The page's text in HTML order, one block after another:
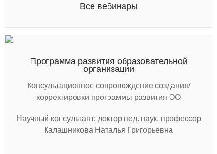
Все вебинары
Программа развития образовательной
организации
Консультационное сопровождение создания/
корректировки программы развития ОО
Научный консультант: доктор пед. наук, профессор
Калашникова Наталья Григорьевна